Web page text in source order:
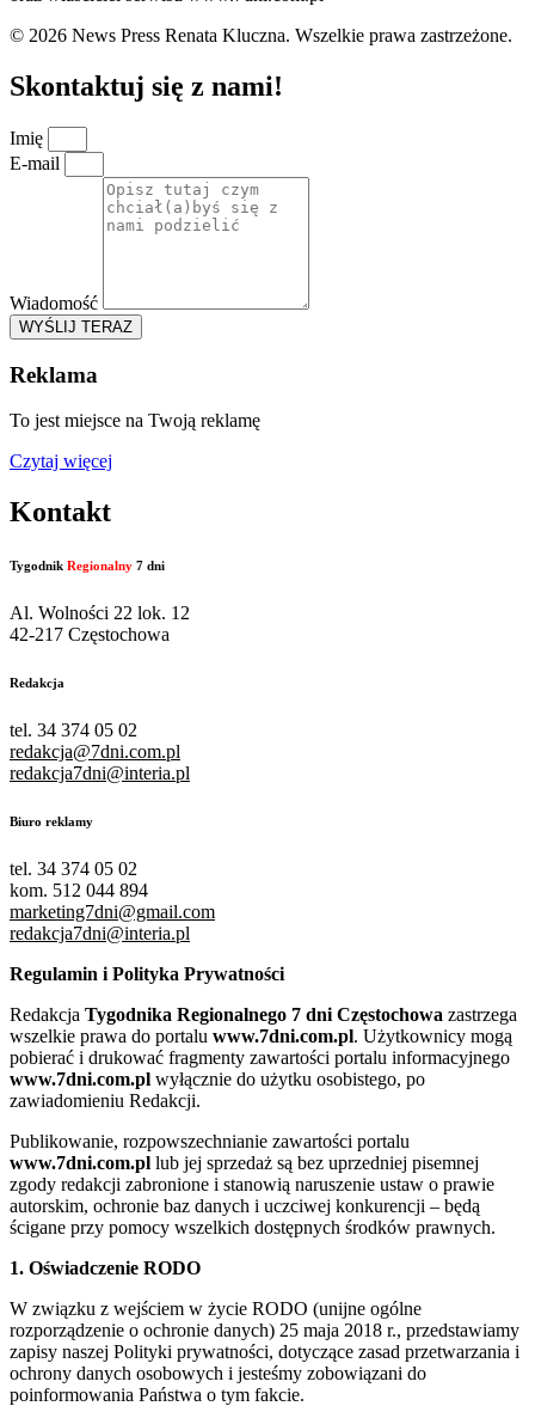
© 2026 News Press Renata Kluczna. Wszelkie prawa zastrzeżone.
Skontaktuj się z nami!
Imię
E-mail
Wiadomość
WYŚLIJ TERAZ
Reklama
To jest miejsce na Twoją reklamę
Czytaj więcej
Kontakt
Tygodnik Regionalny 7 dni
Al. Wolności 22 lok. 12
42-217 Częstochowa
Redakcja
tel. 34 374 05 02
redakcja@7dni.com.pl
redakcja7dni@interia.pl
Biuro reklamy
tel. 34 374 05 02
kom. 512 044 894
marketing7dni@gmail.com
redakcja7dni@interia.pl
Regulamin i Polityka Prywatności
Redakcja Tygodnika Regionalnego 7 dni Częstochowa zastrzega
wszelkie prawa do portalu www.7dni.com.pl. Użytkownicy mogą
pobierać i drukować fragmenty zawartości portalu informacyjnego
www.7dni.com.pl wyłącznie do użytku osobistego, po
zawiadomieniu Redakcji.
Publikowanie, rozpowszechnianie zawartości portalu
www.7dni.com.pl lub jej sprzedaż są bez uprzedniej pisemnej
zgody redakcji zabronione i stanowią naruszenie ustaw o prawie
autorskim, ochronie baz danych i uczciwej konkurencji – będą
ścigane przy pomocy wszelkich dostępnych środków prawnych.
1. Oświadczenie RODO
W związku z wejściem w życie RODO (unijne ogólne
rozporządzenie o ochronie danych) 25 maja 2018 r., przedstawiamy
zapisy naszej Polityki prywatności, dotyczące zasad przetwarzania i
ochrony danych osobowych i jesteśmy zobowiązani do
poinformowania Państwa o tym fakcie.